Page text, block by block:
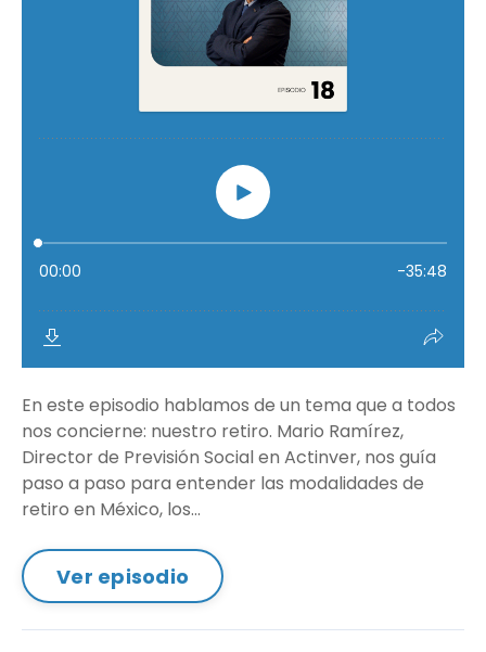
En este episodio hablamos de un tema que a todos
nos concierne: nuestro retiro. Mario Ramírez,
Director de Previsión Social en Actinver, nos guía
paso a paso para entender las modalidades de
retiro en México, los...
Ver episodio